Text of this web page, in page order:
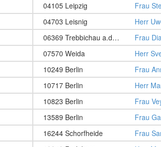
04105 Leipzig Frau
04703 Leisnig Herr
06369 Trebbichau a.d. Fuhne/ Südliches Anhalt Frau
07570 Weida Herr
10249 Berlin Frau
10717 Berlin Herr
10823 Berlin Frau
13589 Berlin Frau
16244 Schorfheide Frau